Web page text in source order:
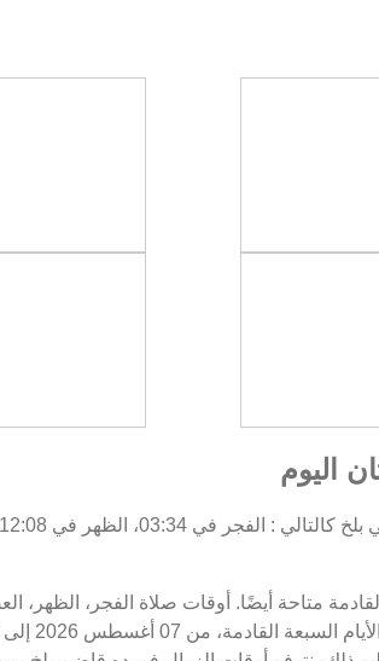
اليوم
القادمة متاحة أيضًا. أوقات صلاة الفجر،